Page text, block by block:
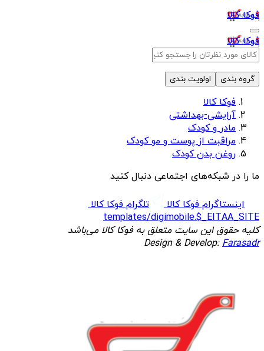
فوکا کالا
فوکا کالا
گروه بندی اولویت بندی
فوکا کالا
آرایشی-بهداشتی
مادر و کودک
مراقبت از پوست و مو کودک
روغن بدن کودک
ما را در شبکه‌های اجتماعی دنبال کنید
اینستاگرام فوکا کالا
تلگرام فوکا کالا
templates/digimobile.$_EITAA_SITE
کلیه حقوق این سایت متعلق به فوکا کالا می‌باشد
Design & Develop:Farasadr